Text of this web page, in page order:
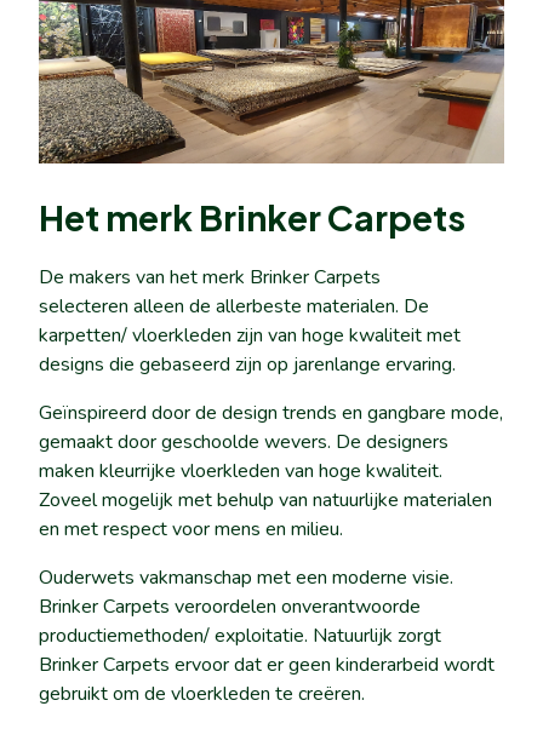
Het merk Brinker Carpets
De makers van het merk Brinker Carpets
selecteren alleen de allerbeste materialen. De
karpetten/ vloerkleden zijn van hoge kwaliteit met
designs die gebaseerd zijn op jarenlange ervaring.
Geïnspireerd door de design trends en gangbare mode,
gemaakt door geschoolde wevers. De designers
maken kleurrijke vloerkleden van hoge kwaliteit.
Zoveel mogelijk met behulp van natuurlijke materialen
en met respect voor mens en milieu.
Ouderwets vakmanschap met een moderne visie.
Brinker Carpets veroordelen onverantwoorde
productiemethoden/ exploitatie. Natuurlijk zorgt
Brinker Carpets ervoor dat er geen kinderarbeid wordt
gebruikt om de vloerkleden te creëren.